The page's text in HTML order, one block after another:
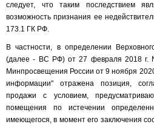
следует, что таким последствием
возможность признания ее
173.1 ГК РФ.
В частности, в определении
(далее - ВС РФ) от 27 февраля 2018 г.
Минпросвещения России от 9 ноября
информации" отражена позиция,
продажи с условием,
помещения по истечении
имеющегося, в момент его заключения